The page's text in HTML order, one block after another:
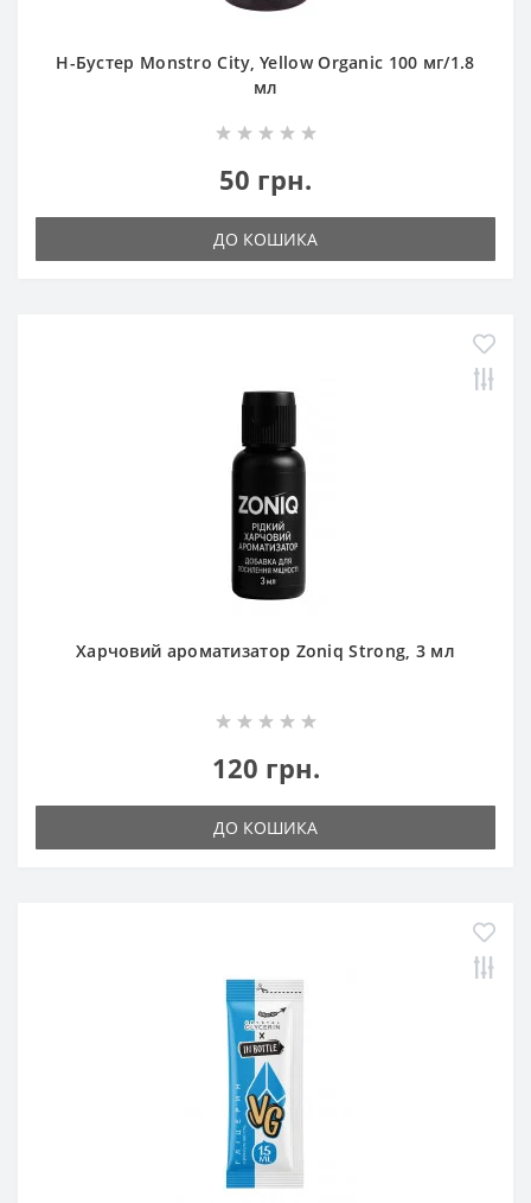
Н-Бустер Monstro City, Yellow Organic 100 мг/1.8
мл
50 грн.
ДО КОШИКА
Харчовий ароматизатор Zoniq Strong, 3 мл
120 грн.
ДО КОШИКА